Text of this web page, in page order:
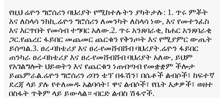
የዚህ ሬዮን ግሮሰሪን ባህሪያት የሚከተሉትን ያካትታሉ: 1. ጥሩ ምቾት
እና ለስላሳ ንክኪ.ሬዮን ግሮሰሪን ለመንካት ለስላሳ ነው, እና የመተንፈስ
እና እርጥበት የመሳብ ተግባር አለው.2. ጥሩ አንጸባራቂ, ከሐር አንጸባራቂ
ጋር.የጨረር ፋይበር መጨመር ጨርቁን የቅንጦት እና የሚያምር ውጤት
ይሰጣል.3. ፀረ-ባክቴሪያ እና ፀረ-የመሸብሸብ ባህሪያት.ሬዮን ፋይበር
ጠንካራ ፀረ-ባክቴሪያ እና ፀረ-የመሸብሸብ ባህሪያት አለው, ይህም
የአገልግሎት ህይወትን እና የጨርቁን ነጠብጣብ የመቋቋም ችሎታ
ይጨምራል.ሬዮን ግሮሰሪን ሪባን ቴፕ በፋሽን፣ በሴቶች ልብሶች፣ ከፍተኛ
ደረጃ ላይ ያሉ የተለመዱ አልባሳት፣ ዋና ልብሶች፣ የቤት እቃዎች፣ ወዘተ
በስፋት ጥቅም ላይ ይውላል። ብርድ ልብስ ሽፋኖች.